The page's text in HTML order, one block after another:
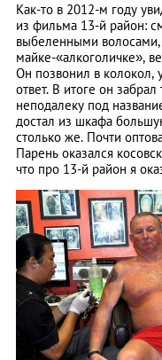
Как-то в 2012-м году
из фильма 13-й район:
выбеленными
майке-«алкоголичке»,
Он позвонил в колокол,
ответ. В итоге он
неподалеку под
достал из шкафа
столько же. Почти
Парень оказался
что про 13-й район я